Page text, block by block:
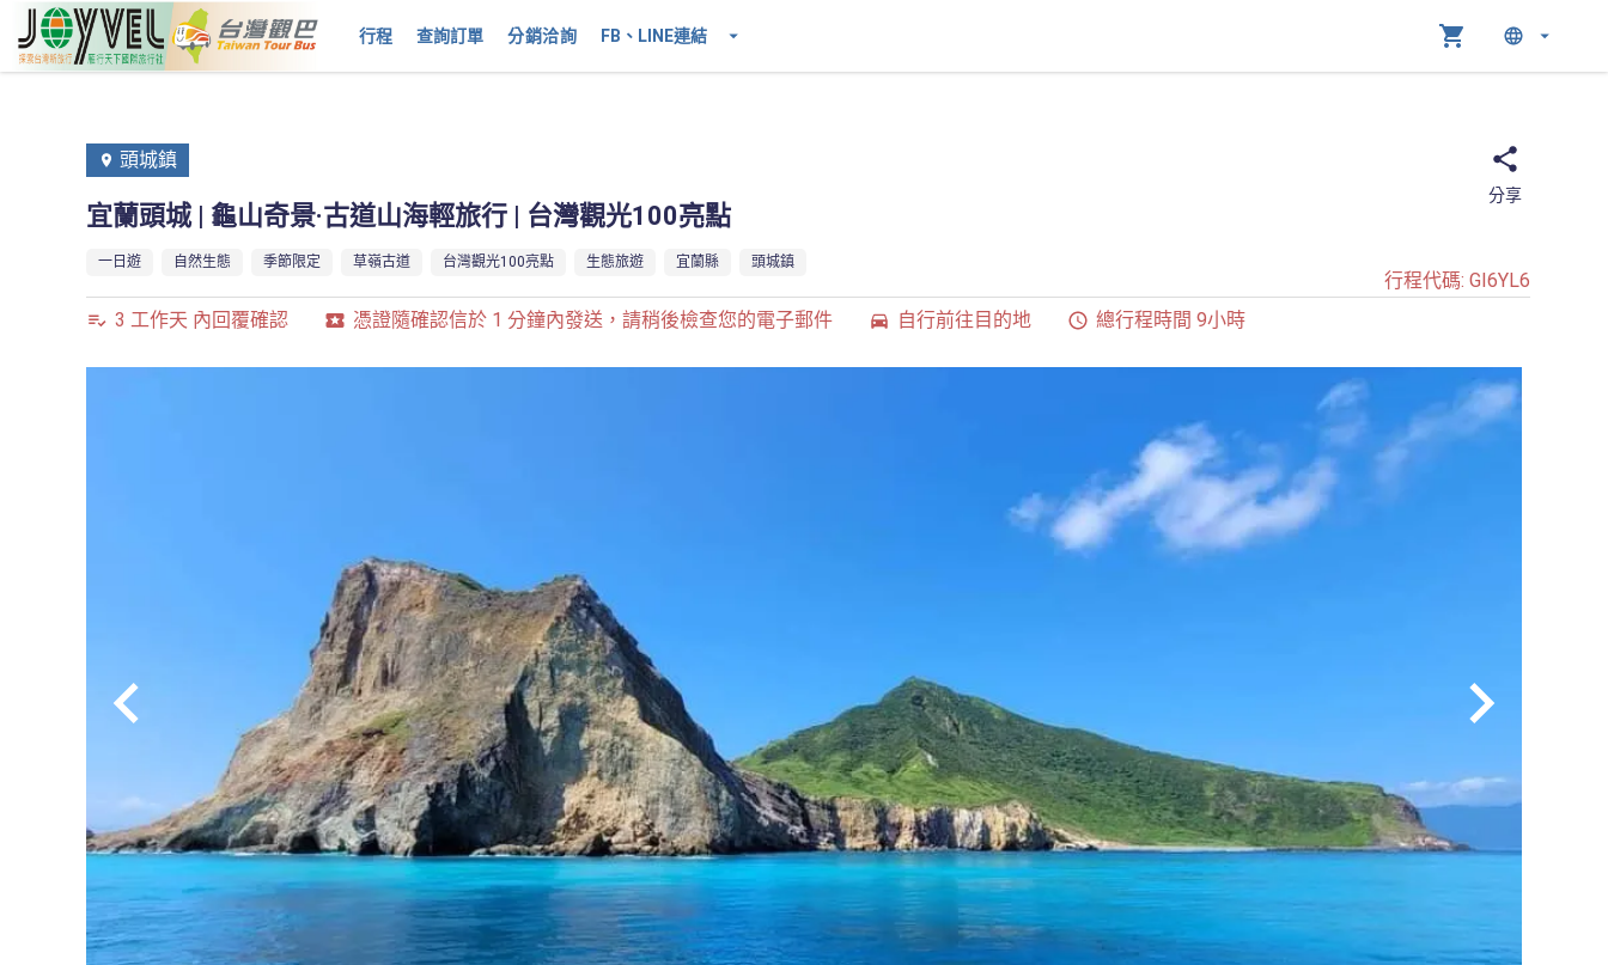
行程 查詢訂單 分銷洽詢 FB、LINE連結
頭城鎮
宜蘭頭城 | 龜山奇景·古道山海輕旅行 | 台灣觀光100亮點
分享
一日遊 自然生態 季節限定 草嶺古道 台灣觀光100亮點 生態旅遊 宜蘭縣 頭城鎮
行程代碼: GI6YL6
3 工作天 內回覆確認
憑證隨確認信於 1 分鐘內發送，請稍後檢查您的電子郵件 自行前往目的地 總行程時間 9小時